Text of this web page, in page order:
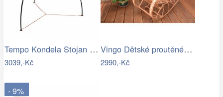
Tempo Kondela Stojan pro závěsné křeslo…
3039,-Kč
Vingo Dětské proutěné houpací křeslo
2990,-Kč
- 9%